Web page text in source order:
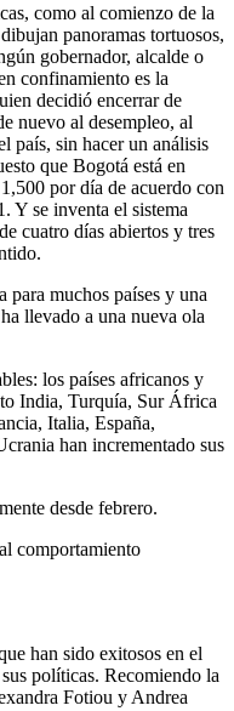
como al comienzo de la
panoramas tortuosos,
gobernador, alcalde o
confinamiento es la
decidió encerrar de
nuevo al desempleo, al
país, sin hacer un análisis
que Bogotá está en
por día de acuerdo con
Y se inventa el sistema
cuatro días abiertos y tres
muchos países y una
llevado a una nueva ola
los países africanos y
India, Turquía, Sur África
Italia, España,
han incrementado sus
desde febrero.
comportamiento
han sido exitosos en el
políticas. Recomiendo la
Fotiou y Andrea